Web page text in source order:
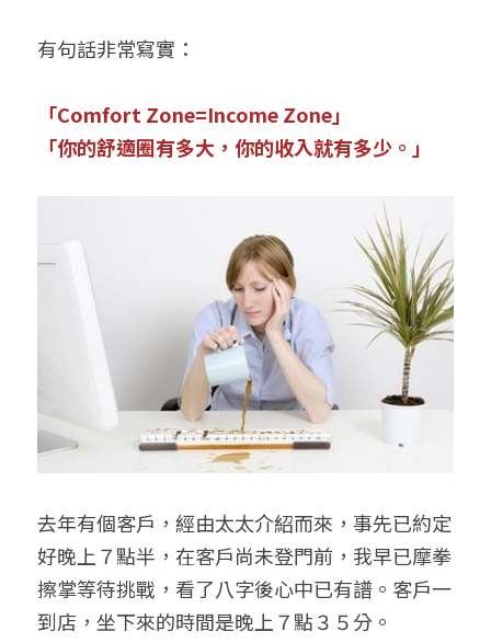
有句話非常寫實：
「Comfort Zone=Income Zone」
「你的舒適圈有多大，你的收入就有多少。」
去年有個客戶，經由太太介紹而來，事先已約定
好晚上７點半，在客戶尚未登門前，我早已摩拳
擦掌等待挑戰，看了八字後心中已有譜。客戶一
到店，坐下來的時間是晚上７點３５分。